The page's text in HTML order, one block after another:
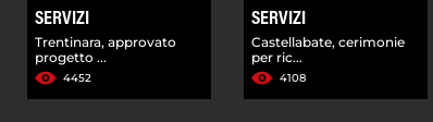
SERVIZI
Trentinara, approvato
progetto ...
4452
SERVIZI
Castellabate, cerimonie
per ric...
4108